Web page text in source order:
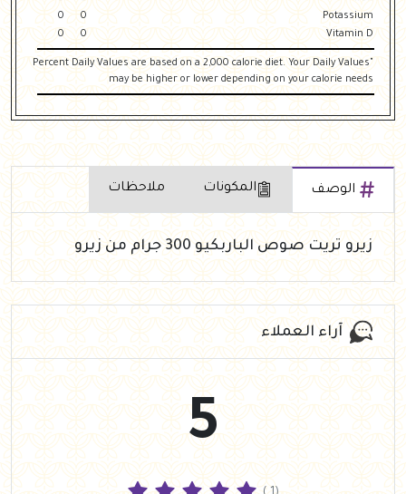
Potassium
0
0
Vitamin D
0
0
"Percent Daily Values are based on a 2,000 calorie diet. Your Daily Values
may be higher or lower depending on your calorie needs
الوصف المكونات ملاحظات
زيرو تريت صوص الباربكيو 300 جرام من زيرو
آراء العملاء
5